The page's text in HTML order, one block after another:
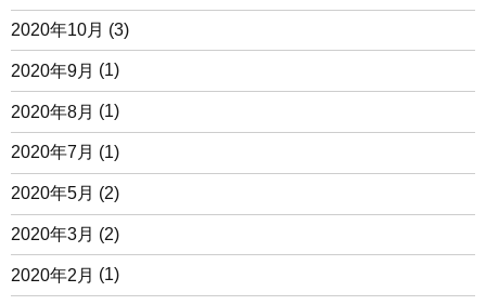
2020年10月 (3)
2020年9月 (1)
2020年8月 (1)
2020年7月 (1)
2020年5月 (2)
2020年3月 (2)
2020年2月 (1)